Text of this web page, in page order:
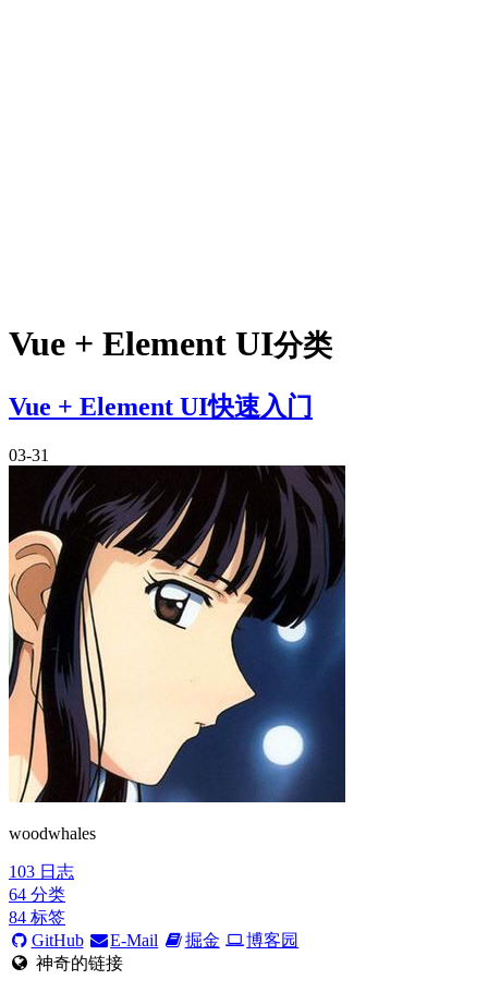
Vue + Element UI分类
Vue + Element UI快速入门
03-31
woodwhales
103 日志
64 分类
84 标签
GitHub
E-Mail 掘金
博客园
神奇的链接